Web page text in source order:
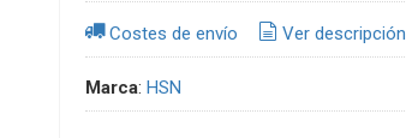
Costes de envío Ver descripción
Marca: HSN